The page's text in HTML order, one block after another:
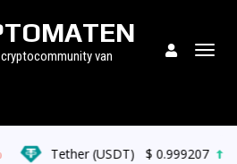
van
(USDT) $0.999207 0.00%